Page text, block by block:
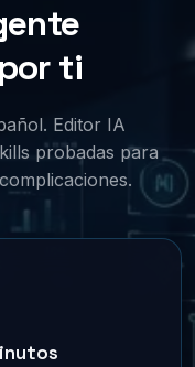
ti
Editor IA
probadas para